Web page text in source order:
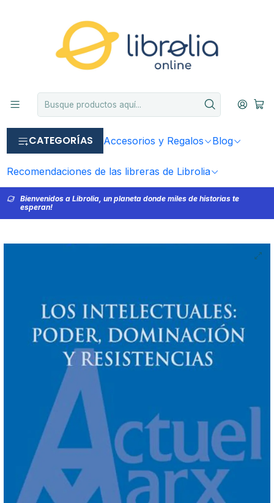
CATEGORÍAS Accesorios y Regalos Blog
Recomendaciones de las libreras de Librolia
Bienvenidos a Librolia, un planeta donde miles de historias te
esperan!